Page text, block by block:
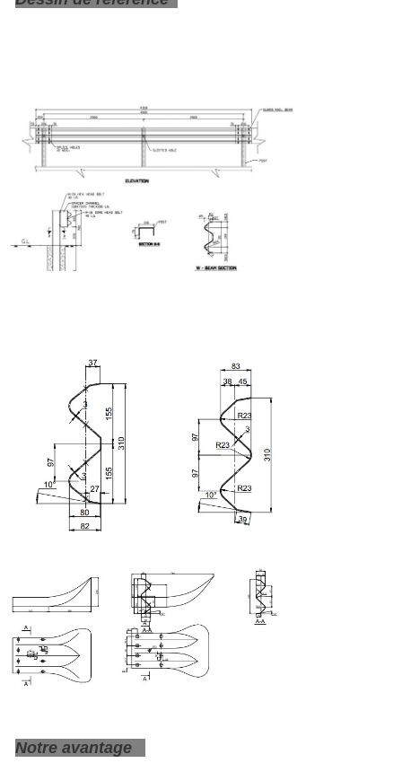
Notre avantage